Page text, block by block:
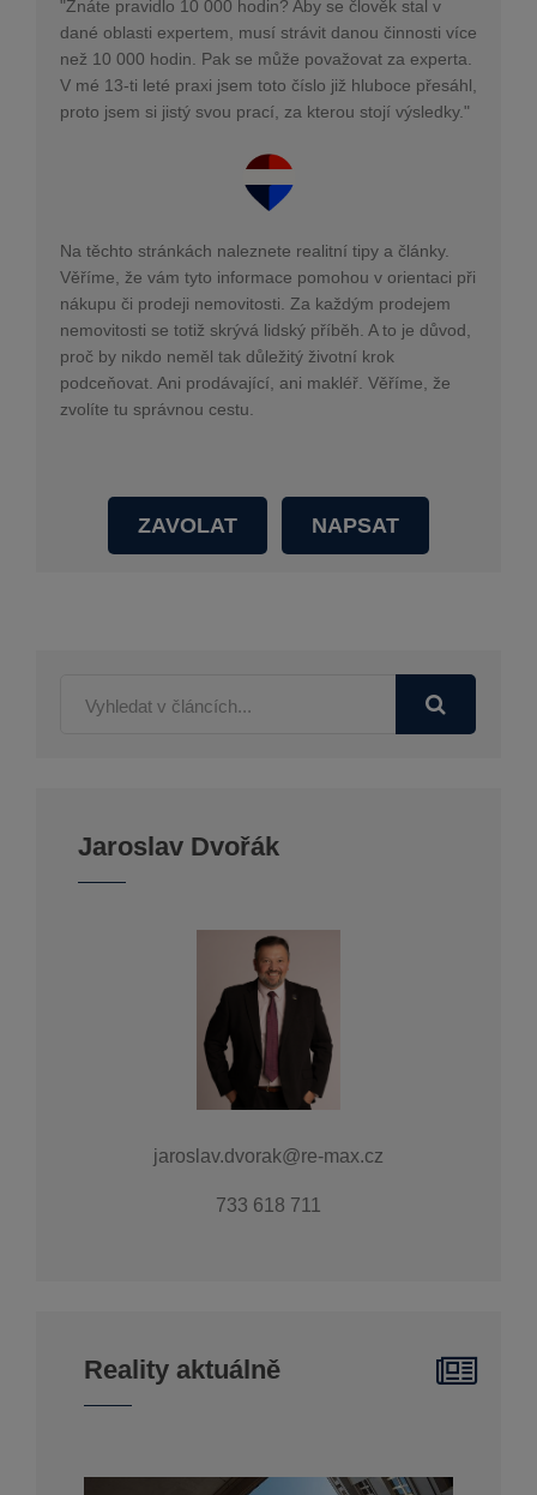
"Znáte pravidlo 10 000 hodin? Aby se člověk stal v
dané oblasti expertem, musí strávit danou činnosti více
než 10 000 hodin. Pak se může považovat za experta.
V mé 13-ti leté praxi jsem toto číslo již hluboce přesáhl,
proto jsem si jistý svou prací, za kterou stojí výsledky."
Na těchto stránkách naleznete realitní tipy a články.
Věříme, že vám tyto informace pomohou v orientaci při
nákupu či prodeji nemovitosti. Za každým prodejem
nemovitosti se totiž skrývá lidský příběh. A to je důvod,
proč by nikdo neměl tak důležitý životní krok
podceňovat. Ani prodávající, ani makléř. Věříme, že
zvolíte tu správnou cestu.
ZAVOLAT NAPSAT
Jaroslav Dvořák
jaroslav.dvorak@re-max.cz
733 618 711
Reality aktuálně